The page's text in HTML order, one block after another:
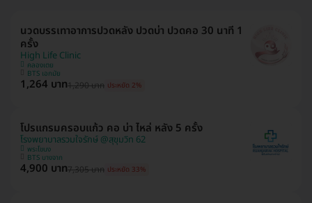
นวดบรรเทาอาการปวดหลัง ปวดบ่า ปวดคอ 30 นาที 1
ครั้ง
High Life Clinic
คลองเตย
BTS เอกมัย
1,264 บาท1,290 บาท ประหยัด 2%
โปรแกรมครอบแก้ว คอ บ่า ไหล่ หลัง 5 ครั้ง
โรงพยาบาลรวมใจรักษ์ @สุขุมวิท 62
พระโขนง
BTS บางจาก
4,900 บาท7,305 บาท ประหยัด 33%